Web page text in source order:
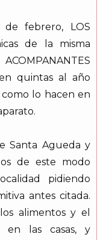
febrero, LOS
de la misma
quintas al año
lo hacen en
Santa Agueda y
de este modo
pidiendo
antes citada.
alimentos y el
en las casas, y